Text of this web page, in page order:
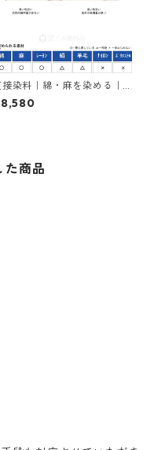
接染料｜綿・麻を染める｜5
｜カヤラススープラエロ
RL（赤みの黄色）
た商品